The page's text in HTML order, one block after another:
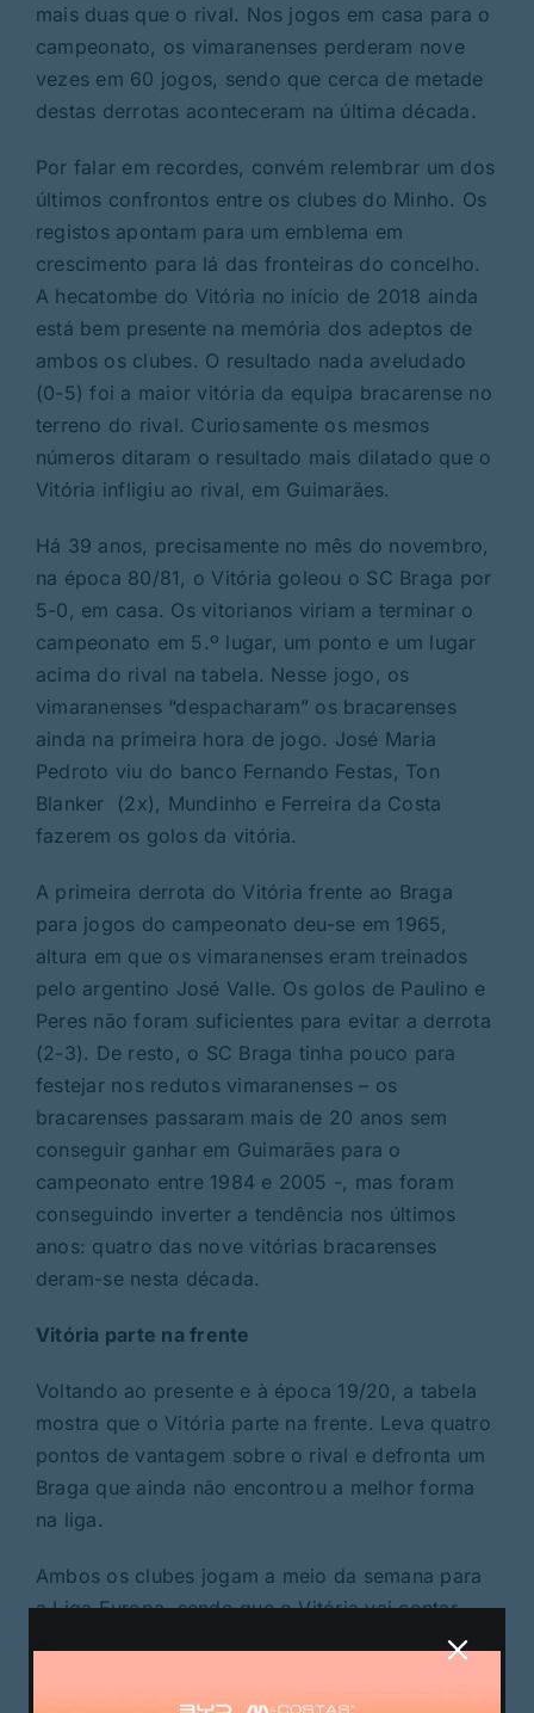
mais duas que o rival. Nos jogos em casa para o
campeonato, os vimaranenses perderam nove
vezes em 60 jogos, sendo que cerca de metade
destas derrotas aconteceram na última década.
Por falar em recordes, convém relembrar um dos
últimos confrontos entre os clubes do Minho. Os
registos apontam para um emblema em
crescimento para lá das fronteiras do concelho.
A hecatombe do Vitória no início de 2018 ainda
está bem presente na memória dos adeptos de
ambos os clubes. O resultado nada aveludado
(0-5) foi a maior vitória da equipa bracarense no
terreno do rival. Curiosamente os mesmos
números ditaram o resultado mais dilatado que o
Vitória infligiu ao rival, em Guimarães.
Há 39 anos, precisamente no mês do novembro,
na época 80/81, o Vitória goleou o SC Braga por
5-0, em casa. Os vitorianos viriam a terminar o
campeonato em 5.º lugar, um ponto e um lugar
acima do rival na tabela. Nesse jogo, os
vimaranenses “despacharam” os bracarenses
ainda na primeira hora de jogo. José Maria
Pedroto viu do banco Fernando Festas, Ton
Blanker (2x), Mundinho e Ferreira da Costa
fazerem os golos da vitória.
A primeira derrota do Vitória frente ao Braga
para jogos do campeonato deu-se em 1965,
altura em que os vimaranenses eram treinados
pelo argentino José Valle. Os golos de Paulino e
Peres não foram suficientes para evitar a derrota
(2-3). De resto, o SC Braga tinha pouco para
festejar nos redutos vimaranenses – os
bracarenses passaram mais de 20 anos sem
conseguir ganhar em Guimarães para o
campeonato entre 1984 e 2005 -, mas foram
conseguindo inverter a tendência nos últimos
anos: quatro das nove vitórias bracarenses
deram-se nesta década.
Vitória parte na frente
Voltando ao presente e à época 19/20, a tabela
mostra que o Vitória parte na frente. Leva quatro
pontos de vantagem sobre o rival e defronta um
Braga que ainda não encontrou a melhor forma
na liga.
Ambos os clubes jogam a meio da semana para
a Liga Europa, sendo que o Vitória vai contar
com mais um dia de descanso já que a partida
feira. Nesta competição, o Braga tem puxado